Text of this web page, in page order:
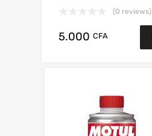
(0 reviews)
5.000 CFA